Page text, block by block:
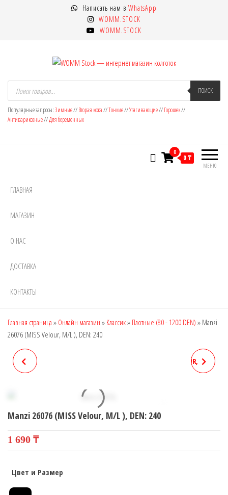
Написать нам в WhatsApp
WOMM.STOCK
WOMM.STOCK
WOMM Stock — интернет магазин
колготок
Колготки MANZI, Naja Street тонкие,
фантазийные, чулки, лосины
Поиск
товаров ПОИСК
Популярные запросы:Зимние//Вторая кожа//Тонкие//Утягивающие//Горошек//
Антиварикозные//Для беременных
МЕНЮ
0
0 ₸
ГЛАВНАЯ
МАГАЗИН
О НАС
ДОСТАВКА
КОНТАКТЫ
Главная страница » Онлайн магазин » Классик» Плотные (80 - 1200 DEN) » Manzi
26076 (MISS Velour, M/L ), DEN: 240
MANZI 26076 (MISS VELOUR,
Manzi 26076 (MISS Velour, M/L ), DEN: 240
1 690 ₸
Цвет и Размер